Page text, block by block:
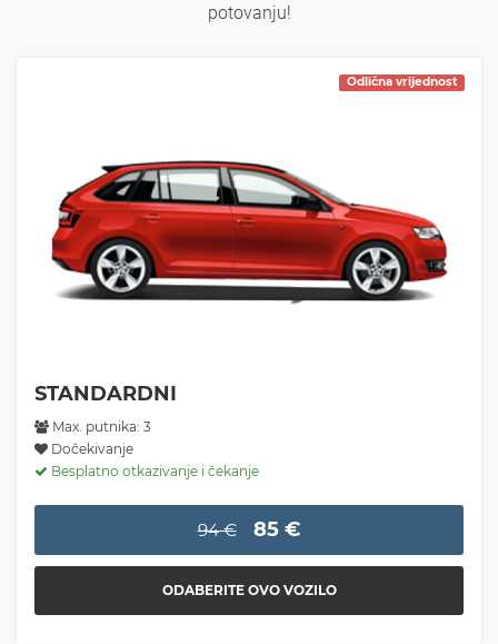
potovanju!
Odlična vrijednost
STANDARDNI
Max. putnika: 3
Dočekivanje
Besplatno otkazivanje i čekanje
94 € 85 €
ODABERITE OVO VOZILO